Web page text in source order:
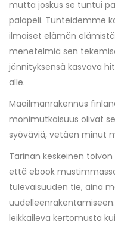
mutta joskus se tuntui
palapeli. Tunteidemme
ilmaiset elämän
menetelmiä sen
jännityksensä kasvava
alle.
Maailmanrakennus
monimutkaisuus olivat
syöväviä, vetäen minut
Tarinan keskeinen
että ebook
tulevaisuuden tie, aina
leikkaileva kertomusta